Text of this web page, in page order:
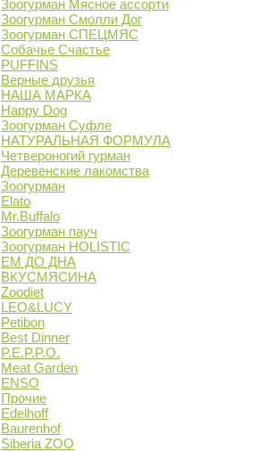
Зоогурман Мясное ассорти
Зоогурман Смолли Дог
Зоогурман СПЕЦМЯС
Собачье Счастье
PUFFINS
Верные друзья
НАША МАРКА
Happy Dog
Зоогурман Суфле
НАТУРАЛЬНАЯ ФОРМУЛА
Четвероногий гурман
Деревенские лакомства
Зоогурман
Elato
Mr.Buffalo
Зоогурман пауч
Зоогурман HOLISTIC
ЕМ ДО ДНА
ВКУСМЯСИНА
Zoodiet
LEO&LUCY
Petibon
Best Dinner
P.E.P.P.O.
Meat Garden
ENSO
Прочие
Edelhoff
Baurenhof
Siberia ZOO